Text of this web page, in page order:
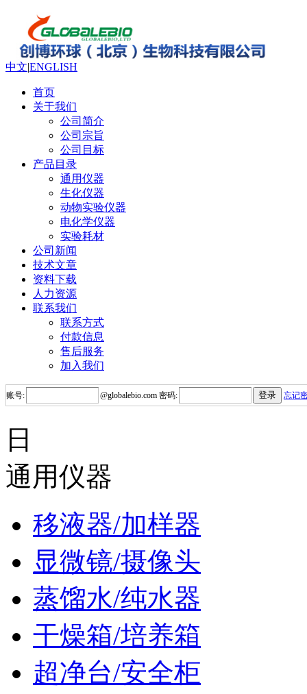
中文|ENGLISH
首页
关于我们
公司简介
公司宗旨
公司目标
产品目录
通用仪器
生化仪器
动物实验仪器
电化学仪器
实验耗材
公司新闻
技术文章
资料下载
人力资源
联系我们
联系方式
付款信息
售后服务
加入我们
账号: @globalebio.com 密码: 忘记
日
通用仪器
移液器/加样器
显微镜/摄像头
蒸馏水/纯水器
干燥箱/培养箱
超净台/安全柜